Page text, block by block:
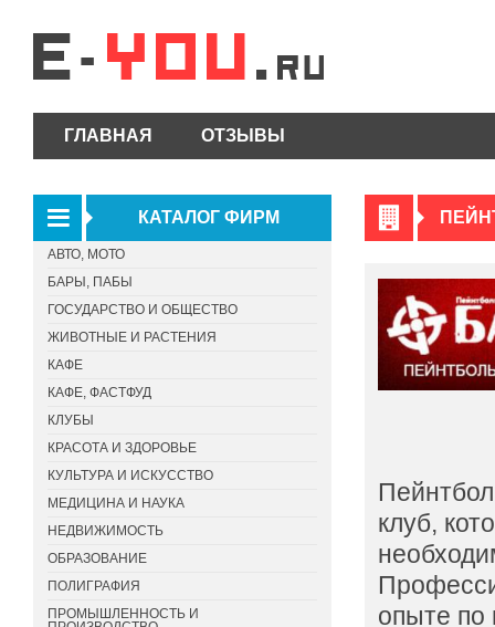
ГЛАВНАЯ ОТЗЫВЫ
клуб,
опыте по
КАТАЛОГ ФИРМ
АВТО, МОТО
БАРЫ, ПАБЫ
ГОСУДАРСТВО И ОБЩЕСТВО
ЖИВОТНЫЕ И РАСТЕНИЯ
КАФЕ
КАФЕ, ФАСТФУД
КЛУБЫ
КРАСОТА И ЗДОРОВЬЕ
КУЛЬТУРА И ИСКУССТВО
МЕДИЦИНА И НАУКА
НЕДВИЖИМОСТЬ
ОБРАЗОВАНИЕ
ПОЛИГРАФИЯ
ПРОМЫШЛЕННОСТЬ И